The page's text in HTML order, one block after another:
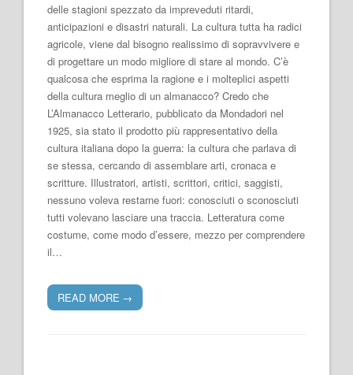
delle stagioni spezzato da impreveduti ritardi,
anticipazioni e disastri naturali. La cultura tutta ha radici
agricole, viene dal bisogno realissimo di sopravvivere e
di progettare un modo migliore di stare al mondo. C’è
qualcosa che esprima la ragione e i molteplici aspetti
della cultura meglio di un almanacco? Credo che
L’Almanacco Letterario, pubblicato da Mondadori nel
1925, sia stato il prodotto più rappresentativo della
cultura italiana dopo la guerra: la cultura che parlava di
se stessa, cercando di assemblare arti, cronaca e
scritture. Illustratori, artisti, scrittori, critici, saggisti,
nessuno voleva restarne fuori: conosciuti o sconosciuti
tutti volevano lasciare una traccia. Letteratura come
costume, come modo d’essere, mezzo per comprendere
il…
READ MORE →